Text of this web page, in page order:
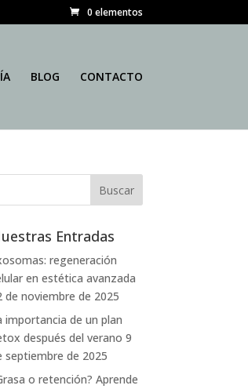
0 elementos
BLOG CONTACTO
Entradas
regeneración
en estética avanzada
de noviembre de 2025
importancia de un plan
después del verano 9
septiembre de 2025
o retención? Aprende